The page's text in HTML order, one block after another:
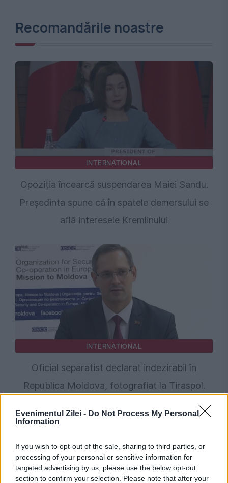
Evenimentul Zilei - Do Not Process My Personal
Information
If you wish to opt-out of the sale, sharing to third parties, or
processing of your personal or sensitive information for
targeted advertising by us, please use the below opt-out
section to confirm your selection. Please note that after your
Recomandările noastre
INTERNATIONAL
Opoziția încearcă suspendarea Maiei Sandu.
Președinta spune că în spatele demersului se
află interesele Kremlinului
INTERNATIONAL
Oficial separatist declarat indezirabil în
Republica Moldova, fotografiat la Tiraspol.